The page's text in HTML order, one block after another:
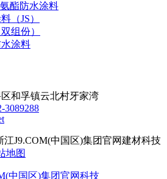
酯防水涂料
（JS）
组份）
涂料
和孚镇云北村牙家湾
3089288
江J9.COM(中国区)集团官网建材科技
地图
中国区)集团官网科技